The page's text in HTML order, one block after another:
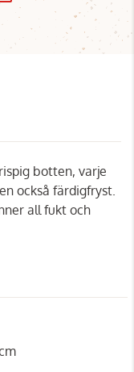
botten, varje
också färdigfryst.
all fukt och